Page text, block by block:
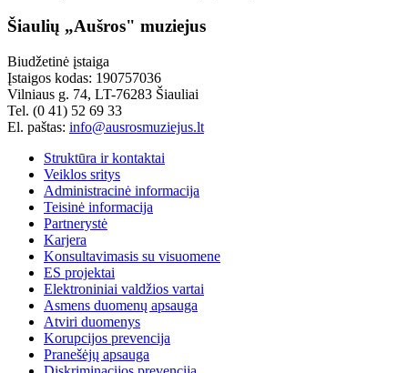
Šiaulių „Aušros" muziejus
Biudžetinė įstaiga
Įstaigos kodas: 190757036
Vilniaus g. 74, LT-76283 Šiauliai
Tel. (0 41) 52 69 33
El. paštas: info@ausrosmuziejus.lt
Struktūra ir kontaktai
Veiklos sritys
Administracinė informacija
Teisinė informacija
Partnerystė
Karjera
Konsultavimasis su visuomene
ES projektai
Elektroniniai valdžios vartai
Asmens duomenų apsauga
Atviri duomenys
Korupcijos prevencija
Pranešėjų apsauga